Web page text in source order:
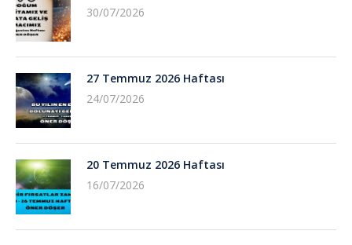
30/07/2026
27 Temmuz 2026 Haftası
24/07/2026
20 Temmuz 2026 Haftası
16/07/2026